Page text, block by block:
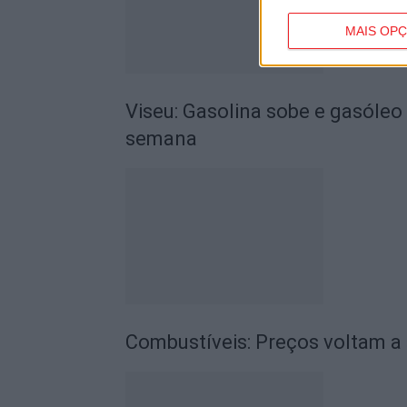
MAIS
Viseu: Gasolina sobe e
semana
Combustíveis: Preços voltam